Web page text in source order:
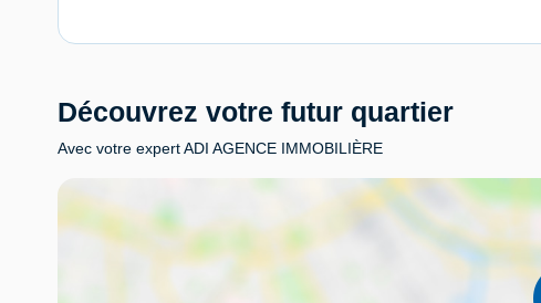
Découvrez votre futur quartier
Avec votre expert ADI AGENCE IMMOBILIÈRE